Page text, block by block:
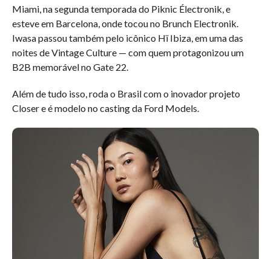
Miami, na segunda temporada do Piknic Électronik, e
esteve em Barcelona, onde tocou no Brunch Electronik.
Iwasa passou também pelo icônico Hï Ibiza, em uma das
noites de Vintage Culture — com quem protagonizou um
B2B memorável no Gate 22.
Além de tudo isso, roda o Brasil com o inovador projeto
Closer e é modelo no casting da Ford Models.